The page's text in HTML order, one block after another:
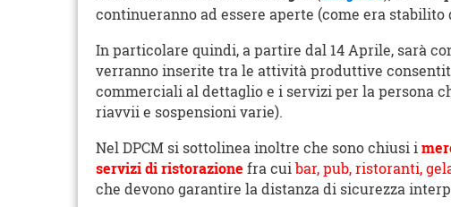
continueranno ad essere aperte (come era
In particolare quindi, a partire dal 14 Aprile, sarà
verranno inserite tra le attività produttive
commerciali al dettaglio e i servizi per la persona
riavvii e sospensioni varie).
Nel DPCM si sottolinea inoltre che sono chiusi i
servizi di ristorazione fra cui bar, pub, ristoranti,
che devono garantire la distanza di sicurezza